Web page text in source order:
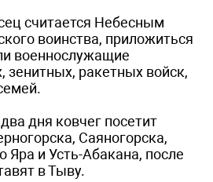
считается Небесным
воинства, приложиться
военнослужащие
ракетных войск,
дня ковчег посетит
Саяногорска,
Яра и Усть-Абакана, после
в Тыву.